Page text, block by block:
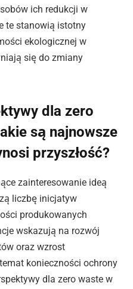
ich redukcji w
te stanowią istotny
ekologicznej w
się do zmiany
dla zero
są najnowsze
przyszłość?
zainteresowanie ideą
liczbę inicjatyw
produkowanych
wskazują na rozwój
oraz wzrost
konieczności ochrony
dla zero waste w